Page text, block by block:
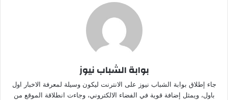
بوابة الشباب نيوز
جاء إطلاق بوابة الشباب نيوز على الانترنت ليكون وسيلة لمعرفة الاخبار اول
باول، ويمثل إضافة قوية في الفضاء الالكتروني، وجاءت انطلاقة الموقع من